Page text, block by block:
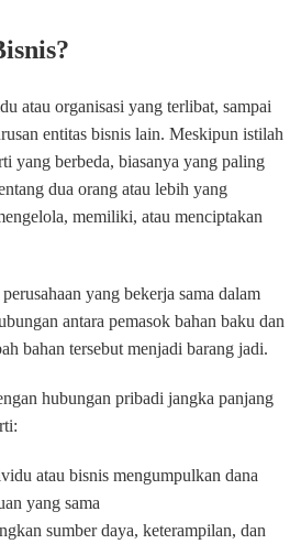
atau organisasi yang terlibat, sampai
entitas bisnis lain. Meskipun istilah
yang berbeda, biasanya yang paling
dua orang atau lebih yang
memiliki, atau menciptakan
yang bekerja sama dalam
antara pemasok bahan baku dan
bahan tersebut menjadi barang jadi.
hubungan pribadi jangka panjang
atau bisnis mengumpulkan dana
yang sama
sumber daya, keterampilan, dan